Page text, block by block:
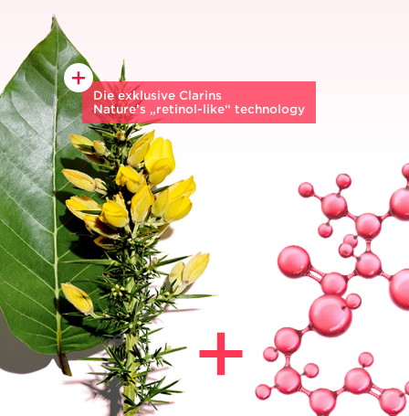
Die exklusive Clarins
Nature’s „retinol-⁠like“ technology
Biologischer Haronga-Extrakt
besitzt
die gleichen außergewöhnlichen Kräfte
wie Retinol**** und wirkt
als leistungsstarker Anti-Ageing-
Aktivstoff, während biologischer
Stechginster-Extrakt hilft, die Haut
zu stärken und Lifting-Effekt & Hautdichte
unterstützt.